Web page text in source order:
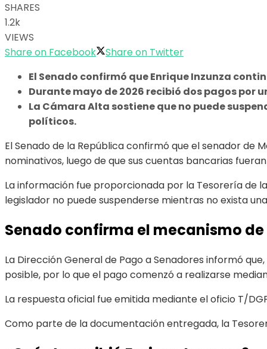
SHARES
1.2k
VIEWS
Share on Facebook
Share on Twitter
El Senado confirmó que Enrique Inzunza
Durante mayo de 2026 recibió dos pagos por
La Cámara Alta sostiene que no puede
políticos.
El Senado de la República confirmó que el senador de
nominativos, luego de que sus cuentas bancarias
La información fue proporcionada por la Tesorería de
legislador no puede suspenderse mientras no exista
Senado confirma el mecanismo
La Dirección General de Pago a Senadores informó
posible, por lo que el pago comenzó a realizarse
La respuesta oficial fue emitida mediante el oficio T/
Como parte de la documentación entregada, la